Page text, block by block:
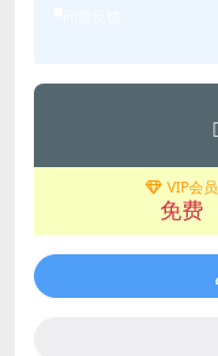
VIP会员
免费